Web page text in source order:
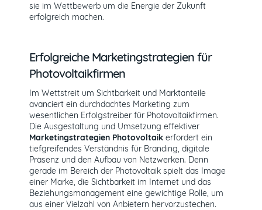
sie im Wettbewerb um die Energie der Zukunft
erfolgreich machen.
Erfolgreiche Marketingstrategien für
Photovoltaikfirmen
Im Wettstreit um Sichtbarkeit und Marktanteile
avanciert ein durchdachtes Marketing zum
wesentlichen Erfolgstreiber für Photovoltaikfirmen.
Die Ausgestaltung und Umsetzung effektiver
Marketingstrategien Photovoltaik erfordert ein
tiefgreifendes Verständnis für Branding, digitale
Präsenz und den Aufbau von Netzwerken. Denn
gerade im Bereich der Photovoltaik spielt das Image
einer Marke, die Sichtbarkeit im Internet und das
Beziehungsmanagement eine gewichtige Rolle, um
aus einer Vielzahl von Anbietern hervorzustechen.